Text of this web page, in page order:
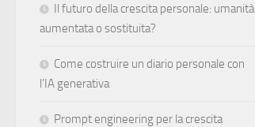
Il futuro della crescita personale: umanità
aumentata o sostituita?
Come costruire un diario personale con
l’IA generativa
Prompt engineering per la crescita